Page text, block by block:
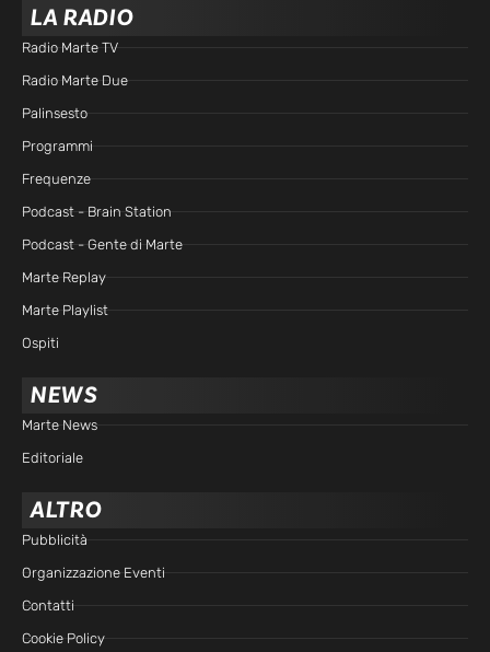
LA RADIO
Radio Marte TV
Radio Marte Due
Palinsesto
Programmi
Frequenze
Podcast - Brain Station
Podcast - Gente di Marte
Marte Replay
Marte Playlist
Ospiti
NEWS
Marte News
Editoriale
ALTRO
Pubblicità
Organizzazione Eventi
Contatti
Cookie Policy